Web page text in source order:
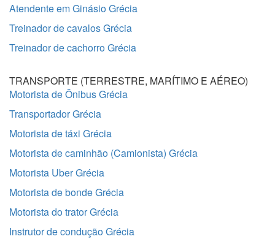
Atendente em Ginásio Grécia
Treinador de cavalos Grécia
Treinador de cachorro Grécia
TRANSPORTE (TERRESTRE, MARÍTIMO E AÉREO)
Motorista de Ônibus Grécia
Transportador Grécia
Motorista de táxi Grécia
Motorista de caminhão (Camionista) Grécia
Motorista Uber Grécia
Motorista de bonde Grécia
Motorista do trator Grécia
Instrutor de condução Grécia